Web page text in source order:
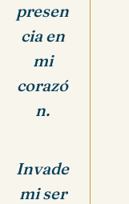
presen
cia en
mi
corazó
n.
Invade
mi ser